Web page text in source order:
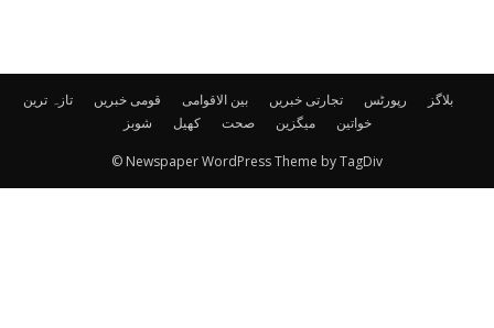
تازہ ترین قومی خبریں بین الاقوامی تجارتی خبریں رپورٹس
بلاگز
شوبز
کھیل صحت میگزین خواتین
© Newspaper WordPress Theme by TagDiv